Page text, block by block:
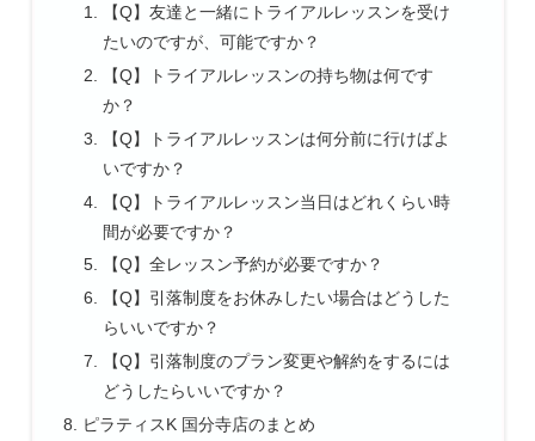
【Q】友達と一緒にトライアルレッスンを受け
たいのですが、可能ですか？
【Q】トライアルレッスンの持ち物は何です
か？
【Q】トライアルレッスンは何分前に行けばよ
いですか？
【Q】トライアルレッスン当日はどれくらい時
間が必要ですか？
【Q】全レッスン予約が必要ですか？
【Q】引落制度をお休みしたい場合はどうした
らいいですか？
【Q】引落制度のプラン変更や解約をするには
どうしたらいいですか？
ピラティスK 国分寺店のまとめ